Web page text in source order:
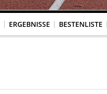
ERGEBNISSE BESTENLISTE